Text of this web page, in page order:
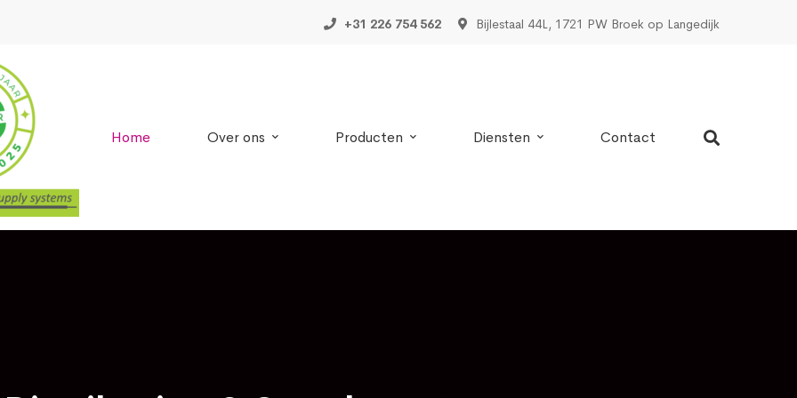
+31 226 754 562 Bijlestaal 44L, 1721 PW Broek op Langedijk
Home Over ons Producten Diensten Contact